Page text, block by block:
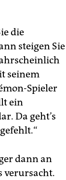
die
steigen Sie
seinem
Spieler
ein
Da geht’s
dann an
verursacht.